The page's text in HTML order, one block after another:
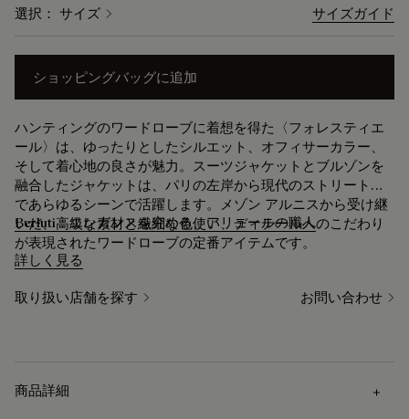
選択： サイズ サイズガイド
ショッピングバッグに追加
ハンティングのワードローブに着想を得た〈フォレスティエ
ール〉は、ゆったりとしたシルエット、オフィサーカラー、
そして着心地の良さが魅力。スーツジャケットとブルゾンを
融合したジャケットは、パリの左岸から現代のストリートま
であらゆるシーンで活躍します。メゾン アルニスから受け継
いだ、高級な素材と繊細な色使い、ディテールへのこだわり
が表現されたワードローブの定番アイテムです。
Berluti：エレガンスを究める、アリュールの職人
詳しく見る
取り扱い店舗を探す お問い合わせ
商品詳細